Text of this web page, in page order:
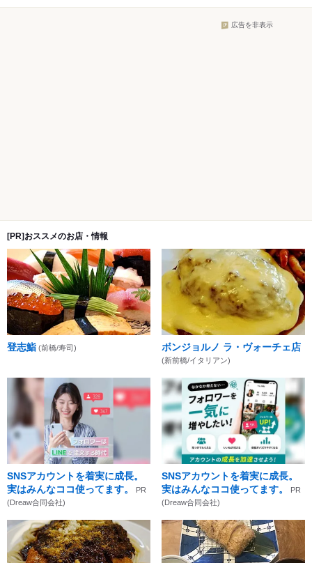
広告を非表示
[PR]おススメのお店・情報
登志鮨 (前橋/寿司) ボンジョルノ ラ・ヴォーチェ店
(新前橋/イタリアン)
SNSアカウントを着実に成長。
実はみんなココ使ってます。
PR
(Dreaw合同会社)
SNSアカウントを着実に成長。
実はみんなココ使ってます。
PR
(Dreaw合同会社)